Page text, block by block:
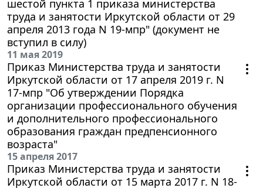
шестой пункта 1 приказа министерства
труда и занятости Иркутской области от 29
апреля 2013 года N 19-мпр" (документ не
вступил в силу)
11 мая 2019
Приказ Министерства труда и занятости
Иркутской области от 17 апреля 2019 г. N
17-мпр "Об утверждении Порядка
организации профессионального обучения
и дополнительного профессионального
образования граждан предпенсионного
возраста"
15 апреля 2017
Приказ Министерства труда и занятости
Иркутской области от 15 марта 2017 г. N 18-